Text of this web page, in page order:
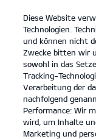
open
menu
AKTUELLER
Diese Website
Technologien.
und können nicht
Zwecke bitten wir
sowohl in das
Tracking-
Verarbeitung der
nachfolgend
Performance: Wir
wird, um Inhalte
Marketing und